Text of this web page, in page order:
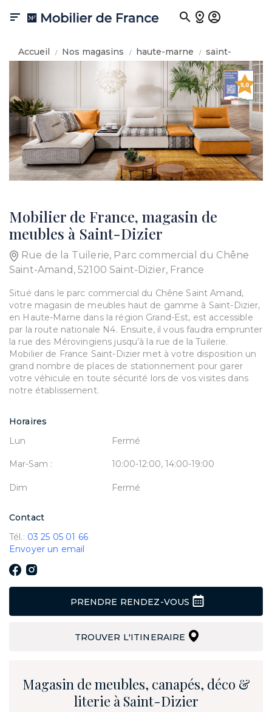

Accueil Nos magasins haute-marne
saint-
Mobilier de France, magasin de
meubles à Saint-Dizier
Rue de la Tuilerie, Parc commercial du Chêne
Saint-Amand, 52100 Saint-Dizier, France
Situé dans le parc commercial du Chêne Saint Amand,
votre magasin de meubles haut de gamme à Saint-Dizier,
en Haute-Marne dans la région Grand-Est, est accessible
par la route nationale N4. Ensuite, il vous faudra emprunter
la rue des Mérovingiens jusqu’à la rue de la Tuilerie.
Mobilier de France Saint-Dizier met à votre disposition un
grand nombre de places de stationnement pour garer
votre véhicule en toute sécurité lors de vos visites dans
notre établissement.
Horaires
Lun
Fermé
Mar-Sam : 10:00-12:00, 14:00-19:00
Dim Fermé
Contact
Tél.: 03 25 05 01 66
Envoyer un email
PRENDRE RENDEZ-VOUS
TROUVER L'ITINERAIRE
Magasin de meubles, canapés, déco &
literie à Saint-Dizier